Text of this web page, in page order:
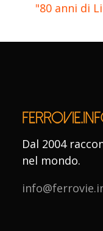
"80 anni di
Dal 2004
nel mondo.